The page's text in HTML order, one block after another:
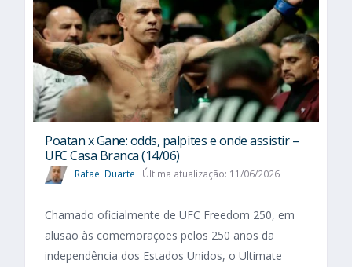
Poatan x Gane: odds, palpites e onde assistir –
UFC Casa Branca (14/06)
Rafael Duarte Última atualização: 11/06/2026
Chamado oficialmente de UFC Freedom 250, em
alusão às comemorações pelos 250 anos da
independência dos Estados Unidos, o Ultimate